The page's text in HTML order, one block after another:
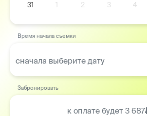
31
1 2 3 4
Время начала съемки
сначала выберите дату
Забронировать
к оплате будет 3 687